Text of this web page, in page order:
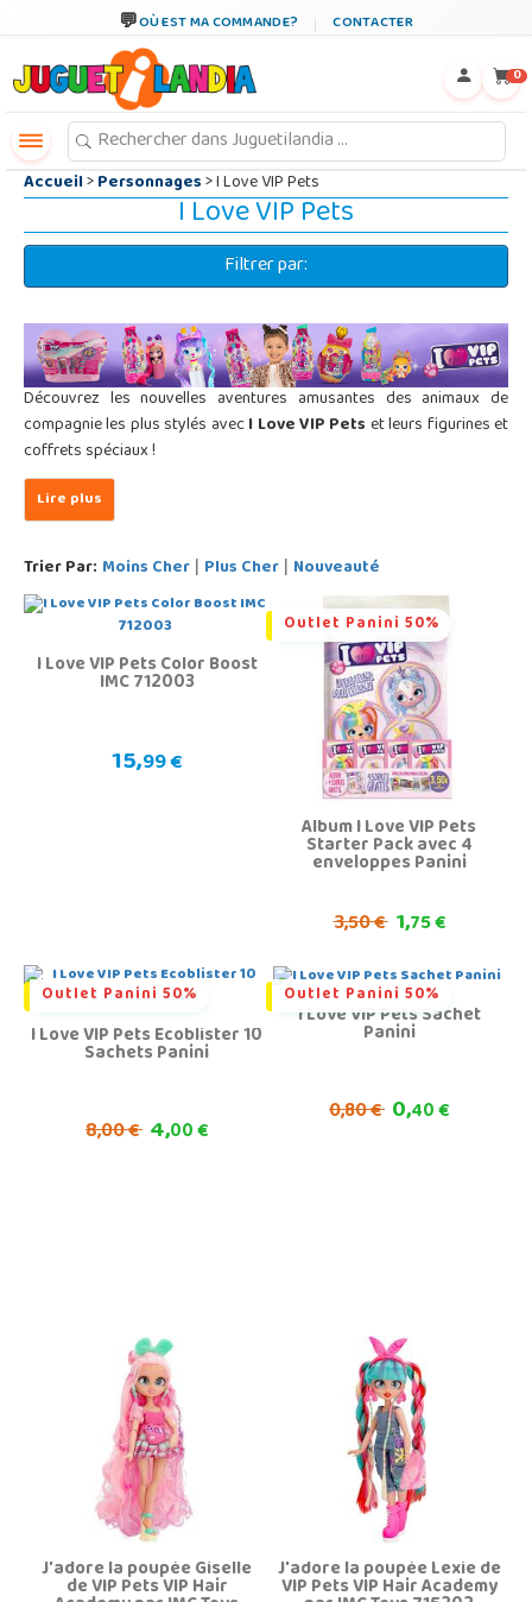
OÙ EST MA COMMANDE? CONTACTER
0
Accueil>Personnages> I Love VIP Pets
I Love VIP Pets
Filtrer par:
Découvrez les nouvelles aventures amusantes des animaux de
compagnie les plus stylés avecI Love VIP Petset leurs figurines et
coffrets spéciaux !
Trier Par: Moins Cher | Plus Cher | Nouveauté
I Love VIP Pets Color Boost
IMC 712003
15,99 €
Outlet Panini 50%
Album I Love VIP Pets
Starter Pack avec 4
enveloppes Panini
3,50 € 1,75 €
Outlet Panini 50%
I Love VIP Pets Ecoblister 10
Sachets Panini
8,00 € 4,00 €
Outlet Panini 50%
I Love VIP Pets Sachet
Panini
0,80 € 0,40 €
J'adore la poupée Giselle
de VIP Pets VIP Hair J'adore la poupée Lexie de
VIP Pets VIP Hair Academy